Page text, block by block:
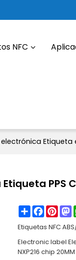
NFC
Etiqueta
PPS
Share
Etiquetas NFC
Electronic label
NXP216 chip 20MM